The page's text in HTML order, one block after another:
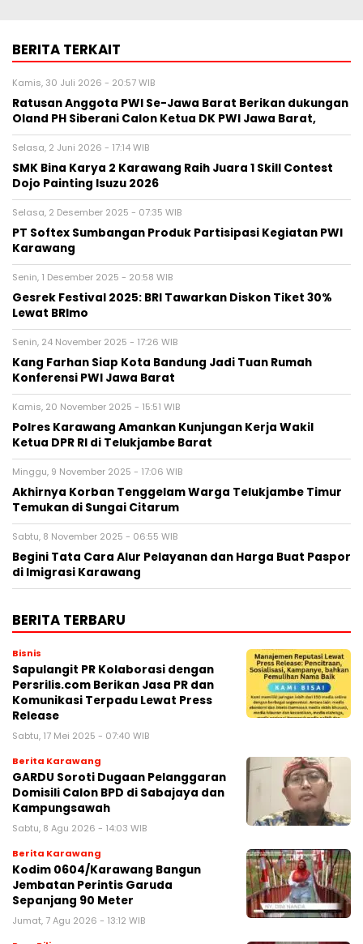
BERITA TERKAIT
Kamis, 30 Juli 2026 - 20:57 WIB
Ratusan Anggota PWI Se-Jawa Barat Berikan dukungan
Oland PH Siberani Calon Ketua DK PWI Jawa Barat,
Selasa, 2 Juni 2026 - 17:14 WIB
SMK Bina Karya 2 Karawang Raih Juara 1 Skill Contest
Dojo Painting Isuzu 2026
Selasa, 2 Desember 2025 - 07:35 WIB
PT Softex Sumbangan Produk Partisipasi Kegiatan PWI
Karawang
Senin, 1 Desember 2025 - 20:58 WIB
Gesrek Festival 2025: BRI Tawarkan Diskon Tiket 30%
Lewat BRImo
Senin, 24 November 2025 - 17:26 WIB
Kang Farhan Siap Kota Bandung Jadi Tuan Rumah
Konferensi PWI Jawa Barat
Kamis, 20 November 2025 - 15:51 WIB
Polres Karawang Amankan Kunjungan Kerja Wakil
Ketua DPR RI di Telukjambe Barat
Minggu, 9 November 2025 - 17:06 WIB
Akhirnya Korban Tenggelam Warga Telukjambe Timur
Temukan di Sungai Citarum
Sabtu, 8 November 2025 - 06:55 WIB
Begini Tata Cara Alur Pelayanan dan Harga Buat Paspor
di Imigrasi Karawang
BERITA TERBARU
Bisnis
Sapulangit PR Kolaborasi dengan
Persrilis.com Berikan Jasa PR dan
Komunikasi Terpadu Lewat Press
Release
Sabtu, 17 Mei 2025 - 07:40 WIB
Berita Karawang
GARDU Soroti Dugaan Pelanggaran
Domisili Calon BPD di Sabajaya dan
Kampungsawah
Sabtu, 8 Agu 2026 - 14:03 WIB
Berita Karawang
Kodim 0604/Karawang Bangun
Jembatan Perintis Garuda
Sepanjang 90 Meter
Jumat, 7 Agu 2026 - 13:12 WIB